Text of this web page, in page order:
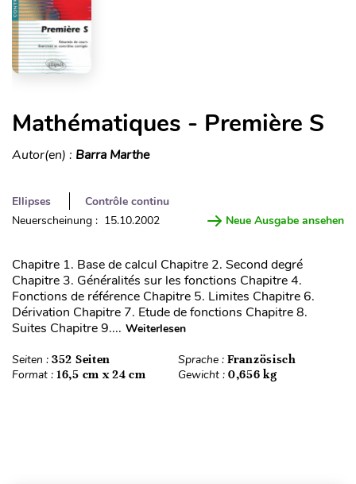
Mathématiques - Première S
Autor(en) : Barra Marthe
Ellipses
Contrôle continu
Neuerscheinung : 15.10.2002
Neue Ausgabe ansehen
Chapitre 1. Base de calcul Chapitre 2. Second degré
Chapitre 3. Généralités sur les fonctions Chapitre 4.
Fonctions de référence Chapitre 5. Limites Chapitre 6.
Dérivation Chapitre 7. Etude de fonctions Chapitre 8.
Suites Chapitre 9.... Weiterlesen
Seiten : 352 Seiten Sprache : Französisch
Format : 16,5 cm x 24 cm Gewicht : 0,656 kg